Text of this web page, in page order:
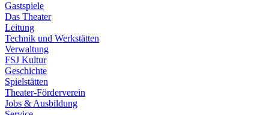
Gastspiele
Das Theater
Leitung
Technik und Werkstätten
Verwaltung
FSJ Kultur
Geschichte
Spielstätten
Theater-Förderverein
Jobs & Ausbildung